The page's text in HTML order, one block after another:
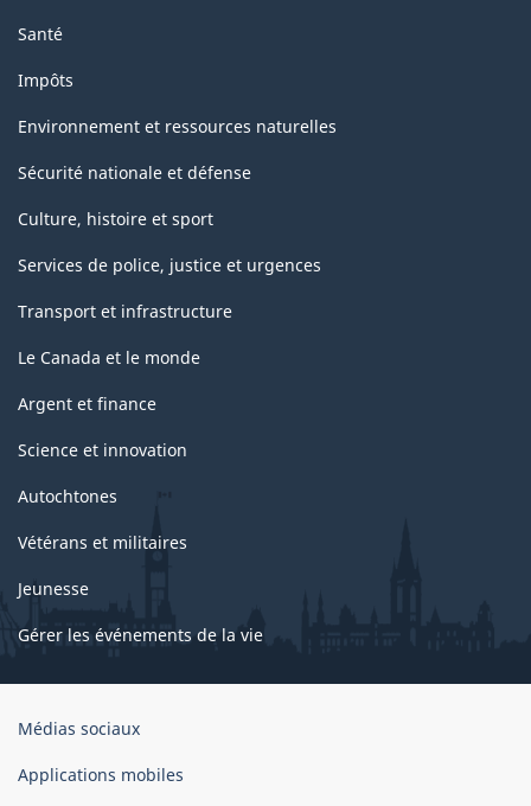
Santé
Impôts
Environnement et ressources naturelles
Sécurité nationale et défense
Culture, histoire et sport
Services de police, justice et urgences
Transport et infrastructure
Le Canada et le monde
Argent et finance
Science et innovation
Autochtones
Vétérans et militaires
Jeunesse
Gérer les événements de la vie
Organisation
gouvernement
Médias sociaux
Applications mobiles